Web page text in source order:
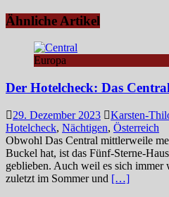
Ähnliche Artikel
Europa
Der Hotelcheck: Das
29. Dezember 2023 Karsten-
Hotelcheck, Nächtigen, Österreich
Obwohl Das Central mittlerweile
Buckel hat, ist das Fünf-Sterne-
geblieben. Auch weil es sich immer
zuletzt im Sommer und […]